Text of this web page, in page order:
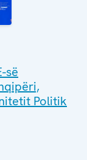
së
Politik